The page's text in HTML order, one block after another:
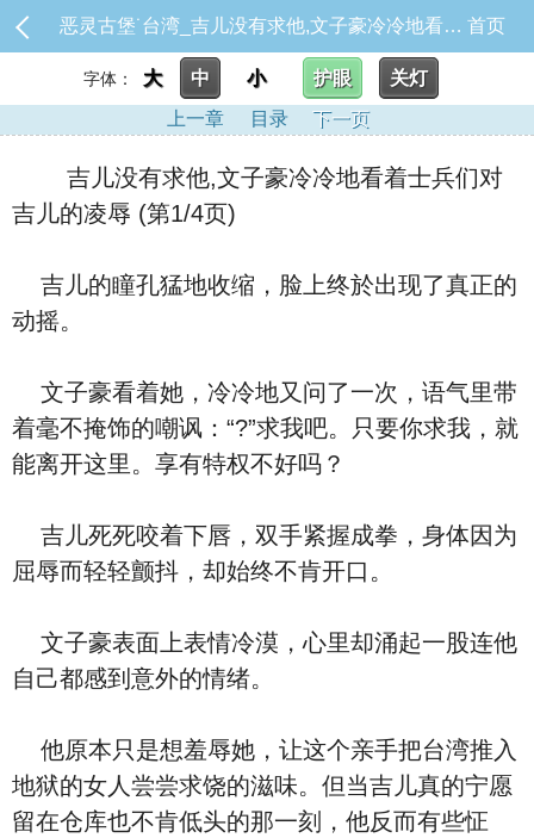
恶灵古堡˙台湾_吉儿没有求他,文子豪冷冷地看着士兵们对吉儿的凌辱 首页
字体： 大 中 小 护眼
关灯
上一章
目录 下一页
吉儿没有求他,文子豪冷冷地看着士兵们对
吉儿的凌辱 (第1/4页)
吉儿的瞳孔猛地收缩，脸上终於出现了真正的
动摇。
文子豪看着她，冷冷地又问了一次，语气里带
着毫不掩饰的嘲讽：“?”求我吧。只要你求我，就
能离开这里。享有特权不好吗？
吉儿死死咬着下唇，双手紧握成拳，身体因为
屈辱而轻轻颤抖，却始终不肯开口。
文子豪表面上表情冷漠，心里却涌起一股连他
自己都感到意外的情绪。
他原本只是想羞辱她，让这个亲手把台湾推入
地狱的女人尝尝求饶的滋味。但当吉儿真的宁愿
留在仓库也不肯低头的那一刻，他反而有些怔